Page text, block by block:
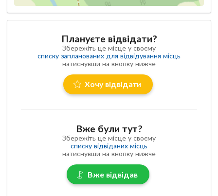
Плануєте відвідати?
Збережіть це місце у своєму
списку запланованих для відвідування місць
натиснувши на кнопку нижче
Хочу відвідати
Вже були тут?
Збережіть це місце у своєму
списку відвіданих місць
натиснувши на кнопку нижче
Вже відвідав